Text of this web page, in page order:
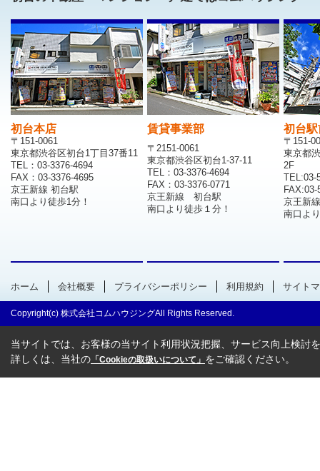
初台本店
〒151-0061
東京都渋谷区初台1丁目37番11
TEL：03-3376-4694
FAX：03-3376-4695
京王新線 初台駅
南口より徒歩1分！
賃貸事業部
〒2151-0061
東京都渋谷区初台1-37-11
TEL：03-3376-4694
FAX：03-3376-0771
京王新線 初台駅
南口より徒歩１分！
初台
〒151-
東京都
2F
TEL:03-
FAX:03-
京王新
南口よ
ホーム 会社概要 プライバシーポリシー 利用規約 サイト
Copyright(c) 株式会社コムハウジングAll Rights Reserved.
当サイトでは、お客様の当サイト利用状況把握、サービス向上検討
詳しくは、当社の 「Cookieの取扱いについて」 をご確認ください。